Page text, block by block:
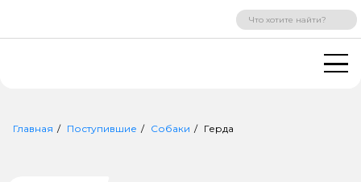
ВХОД РЕГИСТРАЦИЯ
Главная Поступившие Собаки Герда